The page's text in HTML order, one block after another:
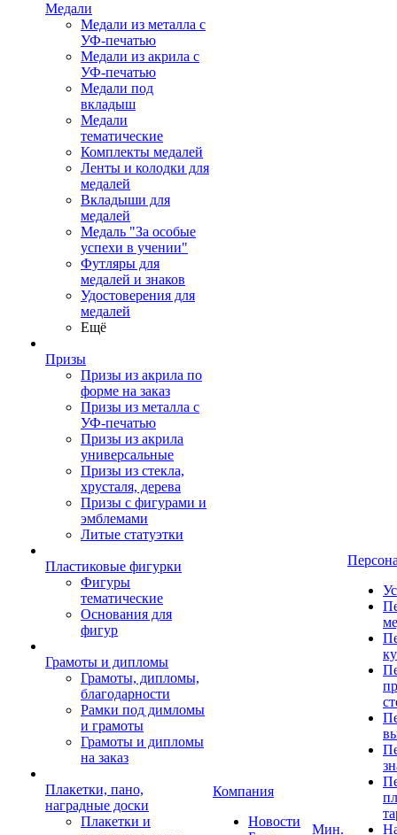
Медали
Медали из металла с
УФ-печатью
Медали из акрила с
УФ-печатью
Медали под
вкладыш
Медали
тематические
Комплекты медалей
Ленты и колодки для
медалей
Вкладыши для
медалей
Медаль "За особые
успехи в учении"
Футляры для
медалей и знаков
Удостоверения для
медалей
Ещё
Призы
Призы из акрила по
форме на заказ
Призы из металла с
УФ-печатью
Призы из акрила
универсальные
Призы из стекла,
хрусталя, дерева
Призы с фигурами и
эмблемами
Литые статуэтки
Пластиковые фигурки
Фигуры
тематические
Основания для
фигур
Грамоты и дипломы
Грамоты, дипломы,
благодарности
Рамки под димломы
и грамоты
Грамоты и дипломы
на заказ
Плакетки, пано,
наградные доски
Плакетки и
Компания
Новости
Мин.